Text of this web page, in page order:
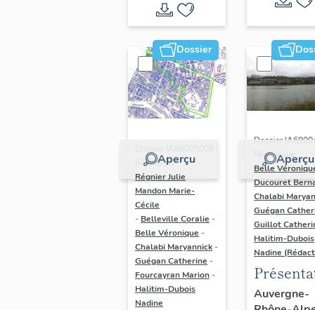
Dossier
Aperçu
Réalisé par
Régnier Julie
Mandon Marie-
Cécile
- Belleville Coralie -
Belle Véronique -
Chalabi Maryannick -
Guégan Catherine -
Fourcayran Marion -
Halitim-Dubois
Nadine
Aperçu
Dossier
Réalisé par
Belle
Ducouret
Chalabi
Guégan
Guillot
Halitim-Dubois
Nadine
du
Auvergne-